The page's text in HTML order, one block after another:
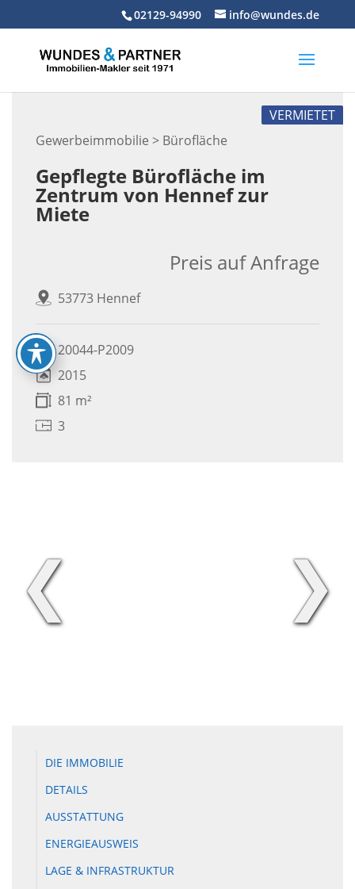
02129-94990 info@wundes.de
Gewerbeimmobilie > Bürofläche
VERMIETET
Gepflegte Bürofläche im
Zentrum von Hennef zur
Miete
53773 Hennef
Preis auf Anfrage
20044-P2009
2015
81 m²
3
❮ ❯
DIE IMMOBILIE
DETAILS
AUSSTATTUNG
ENERGIEAUSWEIS
LAGE & INFRASTRUKTUR